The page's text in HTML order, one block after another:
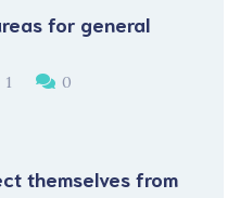
for general
1 0
themselves from